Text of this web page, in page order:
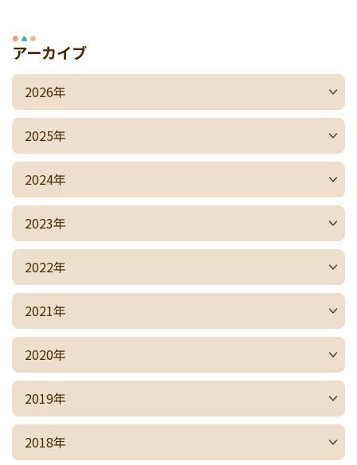
アーカイブ
2026年
2025年
2024年
2023年
2022年
2021年
2020年
2019年
2018年